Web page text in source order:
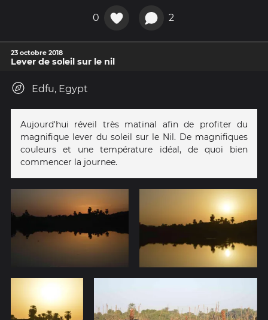
0 2
23 octobre 2018
Lever de soleil sur le nil
Edfu, Egypt
Aujourd'hui réveil très matinal afin de profiter du
magnifique lever du soleil sur le Nil. De magnifiques
couleurs et une température idéal, de quoi bien
commencer la journee.